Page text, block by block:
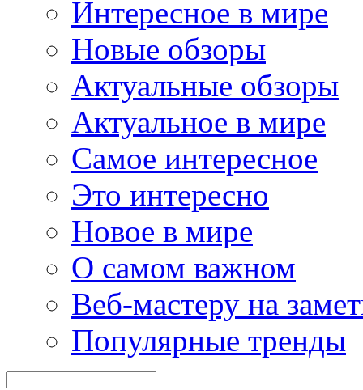
Интересное в мире
Новые обзоры
Актуальные обзоры
Актуальное в мире
Самое интересное
Это интересно
Новое в мире
О самом важном
Веб-мастеру на
Популярные тренды